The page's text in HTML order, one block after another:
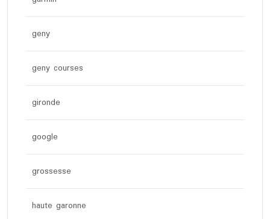
geny
geny courses
gironde
google
grossesse
haute garonne